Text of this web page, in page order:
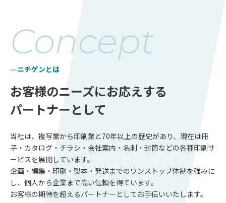
Concept
ニチゲンとは
お客様のニーズにお応えする
パートナーとして
当社は、複写業から印刷業と70年以上の歴史があり、現在は冊
子・カタログ・チラシ・会社案内・名刺・封筒などの各種印刷サ
ービスを展開しています。
企画・編集・印刷・製本・発送までのワンストップ体制を強みに
し、個人から企業まで高い信頼を得ています。
お客様の期待を超えるパートナーとしてお手伝いいたします。